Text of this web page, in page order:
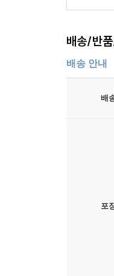
배송/반
배송 안내
배
포